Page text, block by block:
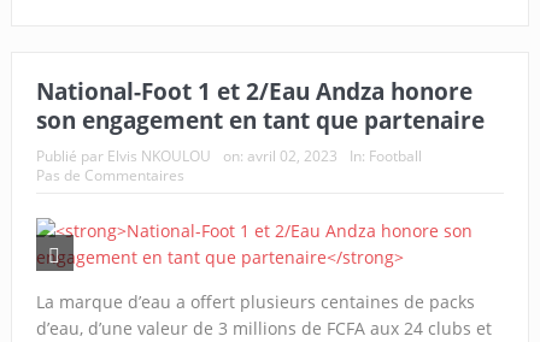
National-Foot 1 et 2/Eau Andza honore
son engagement en tant que partenaire
Publié par Elvis NKOULOU on: avril 02, 2023 In: Football
Pas de Commentaires
La marque d’eau a offert plusieurs centaines de packs
d’eau, d’une valeur de 3 millions de FCFA aux 24 clubs et